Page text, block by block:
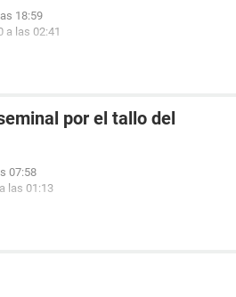
18:59
a las 02:41
por el tallo del
07:58
las 01:13